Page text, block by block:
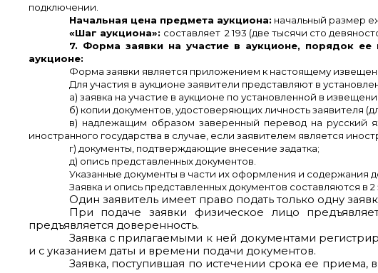
подключении.
Начальная цена предмета аукциона: начальный размер
«Шаг аукциона»: составляет 2 193 (две тысячи сто
7. Форма заявки на участие в аукционе, порядок
аукционе:
Форма заявки является приложением к настоящему
Для участия в аукционе заявители представляют в
а) заявка на участие в аукционе по установленной в
б) копии документов, удостоверяющих личность заявителя
в) надлежащим образом заверенный перевод на русский
иностранного государства в случае, если заявителем является
г) документы, подтверждающие внесение задатка;
д) опись представленных документов.
Указанные документы в части их оформления и содержания
Заявка и опись представленных документов составляются в
Один заявитель имеет право подать только одну
При подаче заявки физическое лицо
предъявляется доверенность.
Заявка с прилагаемыми к ней документами
и с указанием даты и времени подачи документов.
Заявка, поступившая по истечении срока ее приема,